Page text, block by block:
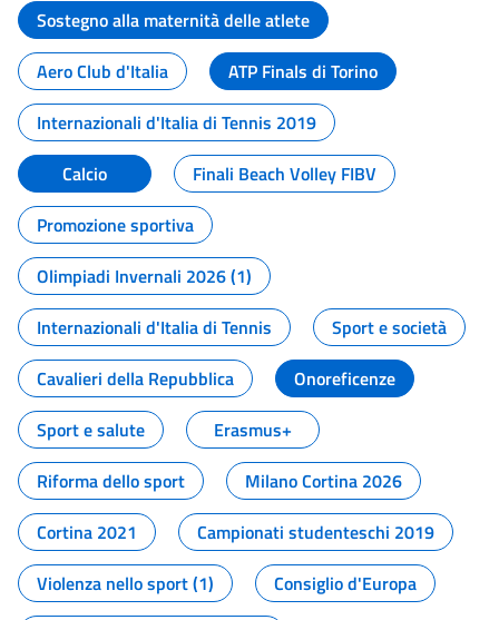
Sostegno alla maternità delle atlete
Aero Club d'Italia
ATP Finals di Torino
Internazionali d'Italia di Tennis 2019
Calcio
Finali Beach Volley FIBV
Promozione sportiva
Olimpiadi Invernali 2026 (1)
Internazionali d'Italia di Tennis
Sport e società
Cavalieri della Repubblica
Onoreficenze
Sport e salute
Erasmus+
Riforma dello sport
Milano Cortina 2026
Cortina 2021
Campionati studenteschi 2019
Violenza nello sport (1)
Consiglio d'Europa